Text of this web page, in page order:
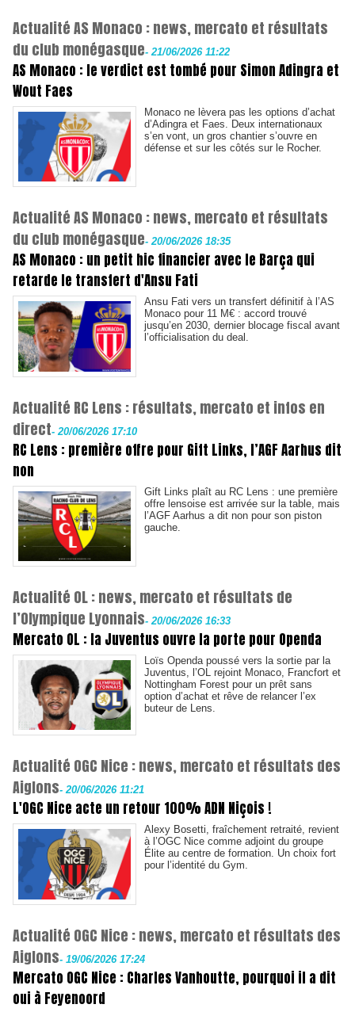
Actualité AS Monaco : news, mercato et résultats
du club monégasque- 21/06/2026 11:22
AS Monaco : le verdict est tombé pour Simon Adingra et
Wout Faes
Monaco ne lèvera pas les options d’achat
d’Adingra et Faes. Deux internationaux
s’en vont, un gros chantier s’ouvre en
défense et sur les côtés sur le Rocher.
Actualité AS Monaco : news, mercato et résultats
du club monégasque- 20/06/2026 18:35
AS Monaco : un petit hic financier avec le Barça qui
retarde le transfert d'Ansu Fati
Ansu Fati vers un transfert définitif à l’AS
Monaco pour 11 M€ : accord trouvé
jusqu’en 2030, dernier blocage fiscal avant
l’officialisation du deal.
Actualité RC Lens : résultats, mercato et infos en
direct- 20/06/2026 17:10
RC Lens : première offre pour Gift Links, l’AGF Aarhus dit
non
Gift Links plaît au RC Lens : une première
offre lensoise est arrivée sur la table, mais
l’AGF Aarhus a dit non pour son piston
gauche.
Actualité OL : news, mercato et résultats de
l’Olympique Lyonnais- 20/06/2026 16:33
Mercato OL : la Juventus ouvre la porte pour Openda
Loïs Openda poussé vers la sortie par la
Juventus, l’OL rejoint Monaco, Francfort et
Nottingham Forest pour un prêt sans
option d’achat et rêve de relancer l’ex
buteur de Lens.
Actualité OGC Nice : news, mercato et résultats des
Aiglons- 20/06/2026 11:21
L'OGC Nice acte un retour 100% ADN Niçois !
Alexy Bosetti, fraîchement retraité, revient
à l’OGC Nice comme adjoint du groupe
Élite au centre de formation. Un choix fort
pour l’identité du Gym.
Actualité OGC Nice : news, mercato et résultats des
Aiglons- 19/06/2026 17:24
Mercato OGC Nice : Charles Vanhoutte, pourquoi il a dit
oui à Feyenoord